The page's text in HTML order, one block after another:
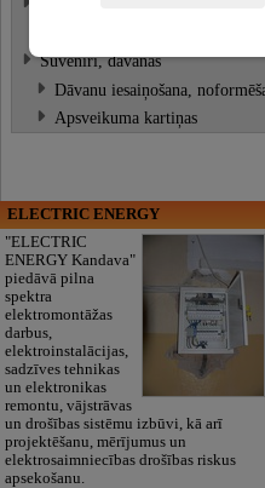
Suvenīri, dāvanas
Dāvanu iesaiņošana,
Apsveikuma kartiņas
ELECTRIC ENERGY
"ELECTRIC
ENERGY Kandava"
piedāvā pilna
spektra
elektromontāžas
darbus,
elektroinstalācijas,
sadzīves tehnikas
un elektronikas
remontu, vājstrāvas
un drošības sistēmu izbūvi, kā arī
projektēšanu, mērījumus un
elektrosaimniecības drošības riskus
apsekošanu.